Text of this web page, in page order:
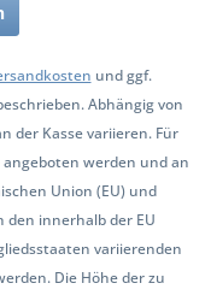
und ggf.
Abhängig von
der Kasse variieren. Für
angeboten werden und an
Union (EU) und
den innerhalb der EU
variierenden
Die Höhe der zu